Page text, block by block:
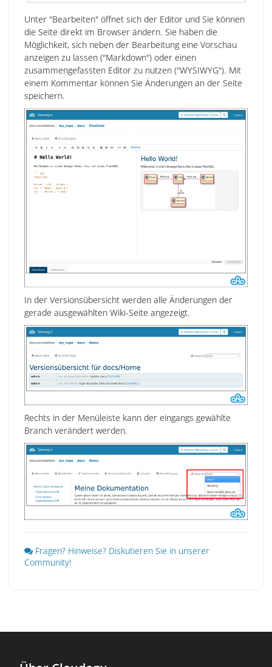
Unter "Bearbeiten" öffnet sich der Editor und Sie können
die Seite direkt im Browser ändern. Sie haben die
Möglichkeit, sich neben der Bearbeitung eine Vorschau
anzeigen zu lassen ("Markdown") oder einen
zusammengefassten Editor zu nutzen ("WYSIWYG"). Mit
einem Kommentar können Sie Änderungen an der Seite
speichern.
In der Versionsübersicht werden alle Änderungen der
gerade ausgewählten Wiki-Seite angezeigt.
Rechts in der Menüleiste kann der eingangs gewählte
Branch verändert werden.
Fragen? Hinweise? Diskutieren Sie in unserer
Community!